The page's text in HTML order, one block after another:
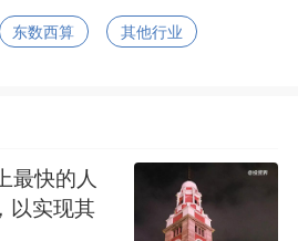
东数西算 其他行业
最快的人
以实现其